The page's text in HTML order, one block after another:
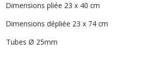
Dimensions pliée 23 x 40 cm
Dimensions dépliée 23 x 74 cm
Tubes Ø 25mm